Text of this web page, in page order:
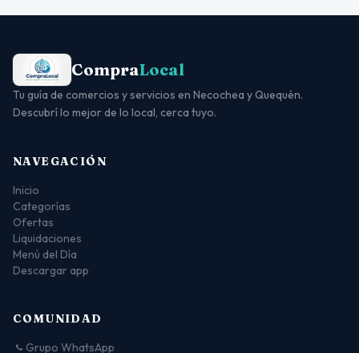
CompraLocal
Tu guía de comercios y servicios en Necochea y Quequén.
Descubrí lo mejor de lo local, cerca tuyo.
NAVEGACIÓN
Inicio
Categorías
Ofertas
Liquidaciones
Menú del Día
Descargar app
COMUNIDAD
Grupo WhatsApp